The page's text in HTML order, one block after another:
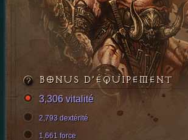
BONUS D’ÉQUIPEMENT
3,306 vitalité
2,793 dextérité
1,661 force